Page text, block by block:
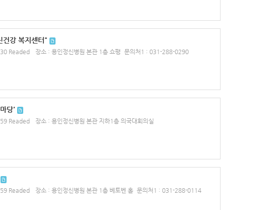
건강 복지센터"
Readed 장소 : 용인정신병원 본관 1층 쇼팽 문의처1 : 031-288-0290
당'
Readed
장소 : 용인정신병원 본관 지하1층 의국대회의실
Readed 장소 : 용인정신병원 본관 1층 베토벤 홀 문의처1 : 031-288-0114